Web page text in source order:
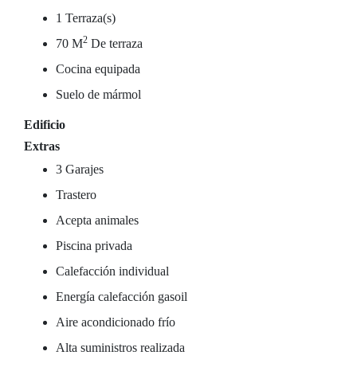
1 Terraza(s)
70 M2 De terraza
Cocina equipada
Suelo de mármol
Edificio
Extras
3 Garajes
Trastero
Acepta animales
Piscina privada
Calefacción individual
Energía calefacción gasoil
Aire acondicionado frío
Alta suministros realizada